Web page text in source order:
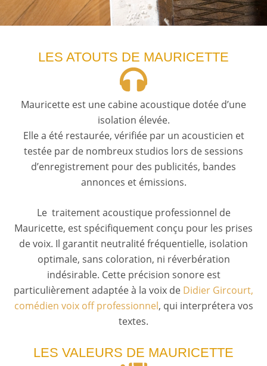
LES ATOUTS DE MAURICETTE
Mauricette est une cabine acoustique dotée d’une
isolation élevée.
Elle a été restaurée, vérifiée par un acousticien et
testée par de nombreux studios lors de sessions
d’enregistrement pour des publicités, bandes
annonces et émissions.
Le traitement acoustique professionnel de
Mauricette, est spécifiquement conçu pour les prises
de voix. Il garantit neutralité fréquentielle, isolation
optimale, sans coloration, ni réverbération
indésirable. Cette précision sonore est
particulièrement adaptée à la voix de Didier Gircourt,
comédien voix off professionnel, qui interprétera vos
textes.
LES VALEURS DE MAURICETTE